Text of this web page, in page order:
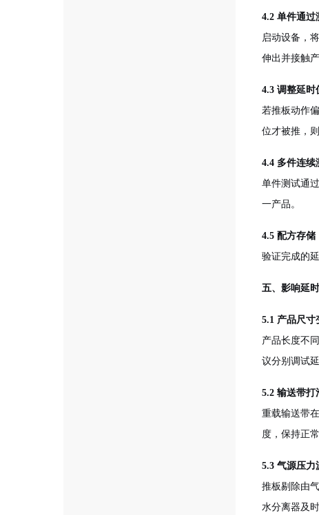
4.2 单件通过
启动设备，
伸出并接触
4.3 调整延时
若推板动作
位才被推，则
4.4 多件连续
单件测试通
一产品。
4.5 配方存储
验证完成的
五、影响延
5.1 产品尺寸
产品长度不
议分别调试
5.2 输送带打
重载输送带
度，保持正
5.3 气源压力
推板剔除由
水分离器及